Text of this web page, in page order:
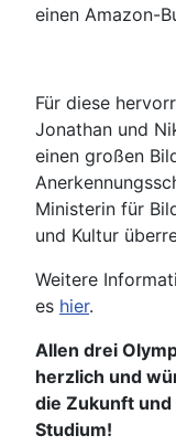
einen Amazon-
Für diese
Jonathan und
einen großen
Ministerin für
und Kultur
Weitere
es hier.
Allen drei
herzlich und
die Zukunft
Studium!